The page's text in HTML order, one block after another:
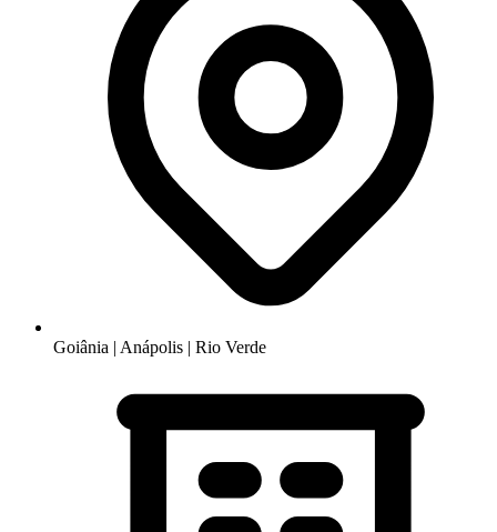
Goiânia | Anápolis | Rio Verde